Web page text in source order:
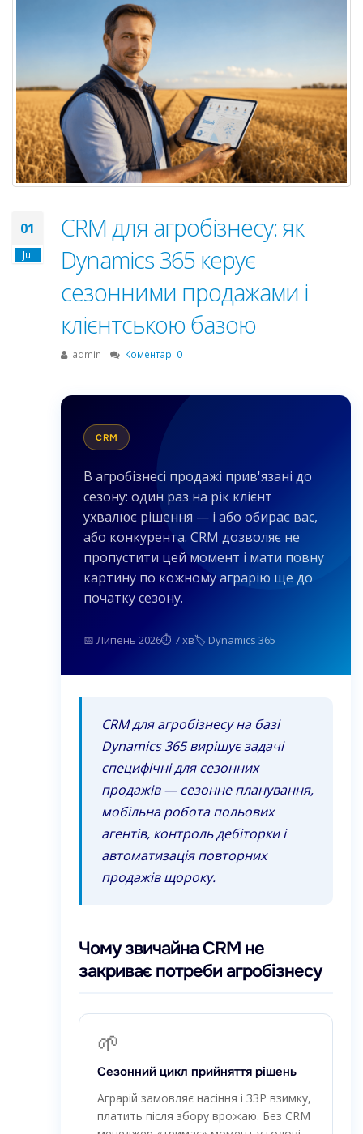
01
Jul
CRM для агробізнесу: як
Dynamics 365 керує
сезонними продажами і
клієнтською базою
admin Коментарі 0
CRM
В агробізнесі продажі прив'язані до
сезону: один раз на рік клієнт
ухвалює рішення — і або обирає вас,
або конкурента. CRM дозволяє не
пропустити цей момент і мати повну
картину по кожному аграрію ще до
початку сезону.
📅 Липень 2026⏱ 7 хв🏷 Dynamics 365
CRM для агробізнесу на базі
Dynamics 365 вирішує задачі
специфічні для сезонних
продажів — сезонне планування,
мобільна робота польових
агентів, контроль дебіторки і
автоматизація повторних
продажів щороку.
Чому звичайна CRM не
закриває потреби агробізнесу
🌱
Сезонний цикл прийняття рішень
Аграрій замовляє насіння і ЗЗР взимку,
платить після збору врожаю. Без CRM